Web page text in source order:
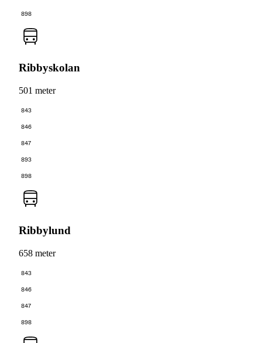
898
Ribbyskolan
501 meter
843
846
847
893
898
Ribbylund
658 meter
843
846
847
898